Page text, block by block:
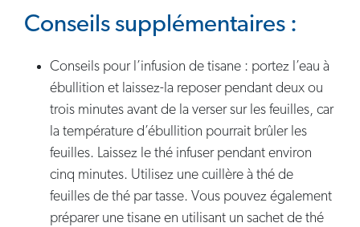
Conseils supplémentaires :
Conseils pour l’infusion de tisane : portez l’eau à
ébullition et laissez-la reposer pendant deux ou
trois minutes avant de la verser sur les feuilles, car
la température d’ébullition pourrait brûler les
feuilles. Laissez le thé infuser pendant environ
cinq minutes. Utilisez une cuillère à thé de
feuilles de thé par tasse. Vous pouvez également
préparer une tisane en utilisant un sachet de thé